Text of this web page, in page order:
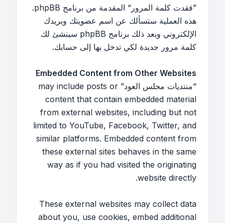
”فقدت كلمة المرور“ المقدمة من برنامج phpBB.
هذه العملية ستسألك عن اسم عضويتك وبريدك
الإلكتروني وبعد ذلك برنامج phpBB سينشئ لك
كلمة مرور جديدة لكي تدخل بها إلى حسابك.
Embedded Content from Other Websites
“منتديات مجلس العود” may include posts or
content that contain embedded material
from external websites, including but not
limited to YouTube, Facebook, Twitter, and
similar platforms. Embedded content from
these external sites behaves in the same
way as if you had visited the originating
website directly.
These external websites may collect data
about you, use cookies, embed additional